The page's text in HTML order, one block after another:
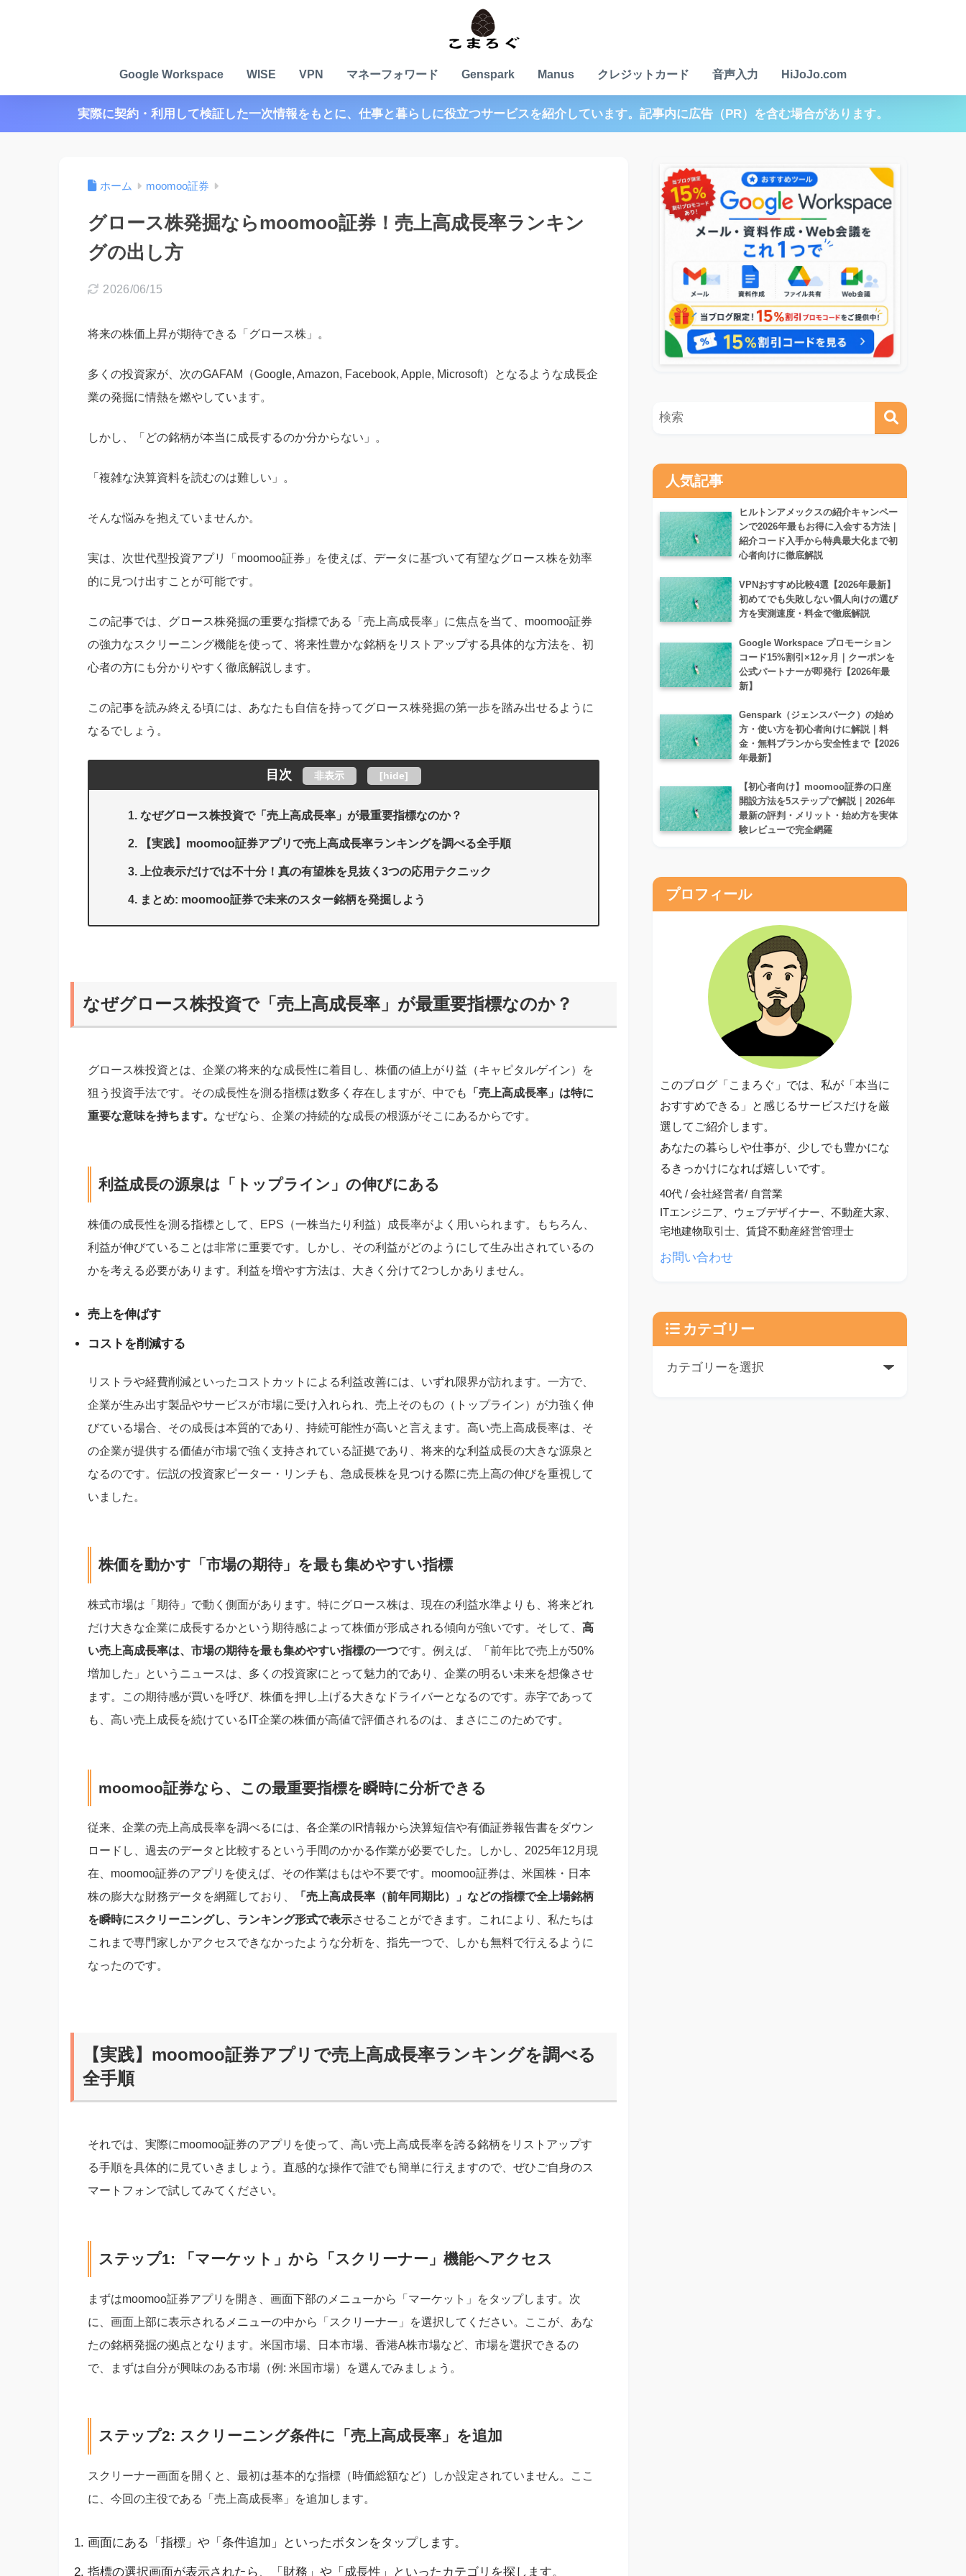
Google Workspace WISE VPN マネーフォワード Genspark Manus クレジットカード 音声入力 HiJoJo.com
実際に契約・利用して検証した一次情報をもとに、仕事と暮らしに役立つサービスを紹介しています。記事内に広告（PR）を含む場合があります。
ホーム moomoo証券
グロース株発掘ならmoomoo証券！売上高成長率ランキン
グの出し方
2026/06/15
将来の株価上昇が期待できる「グロース株」。
多くの投資家が、次のGAFAM（Google, Amazon, Facebook, Apple, Microsoft）となるような成長企
業の発掘に情熱を燃やしています。
しかし、「どの銘柄が本当に成長するのか分からない」。
「複雑な決算資料を読むのは難しい」。
そんな悩みを抱えていませんか。
実は、次世代型投資アプリ「moomoo証券」を使えば、データに基づいて有望なグロース株を効率
的に見つけ出すことが可能です。
この記事では、グロース株発掘の重要な指標である「売上高成長率」に焦点を当て、moomoo証券
の強力なスクリーニング機能を使って、将来性豊かな銘柄をリストアップする具体的な方法を、初
心者の方にも分かりやすく徹底解説します。
この記事を読み終える頃には、あなたも自信を持ってグロース株発掘の第一歩を踏み出せるように
なるでしょう。
目次 非表示 [hide]
なぜグロース株投資で「売上高成長率」が最重要指標なのか？
【実践】moomoo証券アプリで売上高成長率ランキングを調べる全手順
上位表示だけでは不十分！真の有望株を見抜く3つの応用テクニック
まとめ: moomoo証券で未来のスター銘柄を発掘しよう
なぜグロース株投資で「売上高成長率」が最重要指標なのか？
グロース株投資とは、企業の将来的な成長性に着目し、株価の値上がり益（キャピタルゲイン）を
狙う投資手法です。その成長性を測る指標は数多く存在しますが、中でも
「売上高成長率」は特に
重要な意味を持ちます。 なぜなら、企業の持続的な成長の根源がそこにあるからです。
利益成長の源泉は「トップライン」の伸びにある
株価の成長性を測る指標として、EPS（一株当たり利益）成長率がよく用いられます。もちろん、
利益が伸びていることは非常に重要です。しかし、その利益がどのようにして生み出されているの
かを考える必要があります。利益を増やす方法は、大きく分けて2つしかありません。
売上を伸ばす
コストを削減する
リストラや経費削減といったコストカットによる利益改善には、いずれ限界が訪れます。一方で、
企業が生み出す製品やサービスが市場に受け入れられ、売上そのもの（トップライン）が力強く伸
びている場合、その成長は本質的であり、持続可能性が高いと言えます。高い売上高成長率は、そ
の企業が提供する価値が市場で強く支持されている証拠であり、将来的な利益成長の大きな源泉と
なるのです。伝説の投資家ピーター・リンチも、急成長株を見つける際に売上高の伸びを重視して
いました。
株価を動かす「市場の期待」を最も集めやすい指標
株式市場は「期待」で動く側面があります。特にグロース株は、現在の利益水準よりも、将来どれ
だけ大きな企業に成長するかという期待感によって株価が形成される傾向が強いです。そして、 高
い売上高成長率は、市場の期待を最も集めやすい指標の一つです。例えば、「前年比で売上が50%
増加した」というニュースは、多くの投資家にとって魅力的であり、企業の明るい未来を想像させ
ます。この期待感が買いを呼び、株価を押し上げる大きなドライバーとなるのです。赤字であって
も、高い売上成長を続けているIT企業の株価が高値で評価されるのは、まさにこのためです。
moomoo証券なら、この最重要指標を瞬時に分析できる
従来、企業の売上高成長率を調べるには、各企業のIR情報から決算短信や有価証券報告書をダウン
ロードし、過去のデータと比較するという手間のかかる作業が必要でした。しかし、2025年12月現
在、moomoo証券のアプリを使えば、その作業はもはや不要です。moomoo証券は、米国株・日本
株の膨大な財務データを網羅しており、
「売上高成長率（前年同期比）」などの指標で全上場銘柄
を瞬時にスクリーニングし、ランキング形式で表示させることができます。これにより、私たちは
これまで専門家しかアクセスできなかったような分析を、指先一つで、しかも無料で行えるように
なったのです。
【実践】moomoo証券アプリで売上高成長率ランキングを調べる
全手順
それでは、実際にmoomoo証券のアプリを使って、高い売上高成長率を誇る銘柄をリストアップす
る手順を具体的に見ていきましょう。直感的な操作で誰でも簡単に行えますので、ぜひご自身のス
マートフォンで試してみてください。
ステップ1: 「マーケット」から「スクリーナー」機能へアクセス
まずはmoomoo証券アプリを開き、画面下部のメニューから「マーケット」をタップします。次
に、画面上部に表示されるメニューの中から「スクリーナー」を選択してください。ここが、あな
たの銘柄発掘の拠点となります。米国市場、日本市場、香港A株市場など、市場を選択できるの
で、まずは自分が興味のある市場（例: 米国市場）を選んでみましょう。
ステップ2: スクリーニング条件に「売上高成長率」を追加
スクリーナー画面を開くと、最初は基本的な指標（時価総額など）しか設定されていません。ここ
に、今回の主役である「売上高成長率」を追加します。
画面にある「指標」や「条件追加」といったボタンをタップします。
指標の選択画面が表示されたら、「財務」や「成長性」といったカテゴリを探します。
人気記事
ヒルトンアメックスの紹介キャンペー
ンで2026年最もお得に入会する方法｜
紹介コード入手から特典最大化まで初
心者向けに徹底解説
VPNおすすめ比較4選【2026年最新】
初めてでも失敗しない個人向けの選び
方を実測速度・料金で徹底解説
Google Workspace プロモーション
コード15%割引×12ヶ月｜クーポンを
公式パートナーが即発行【2026年最
新】
Genspark（ジェンスパーク）の始め
方・使い方を初心者向けに解説｜料
金・無料プランから安全性まで【2026
年最新】
【初心者向け】moomoo証券の口座
開設方法を5ステップで解説｜2026年
最新の評判・メリット・始め方を実体
験レビューで完全網羅
プロフィール
このブログ「こまろぐ」では、私が「本当に
おすすめできる」と感じるサービスだけを厳
選してご紹介します。
あなたの暮らしや仕事が、少しでも豊かにな
るきっかけになれば嬉しいです。
40代 / 会社経営者/ 自営業
ITエンジニア、ウェブデザイナー、不動産大家、
宅地建物取引士、賃貸不動産経営管理士
お問い合わせ
カテゴリー